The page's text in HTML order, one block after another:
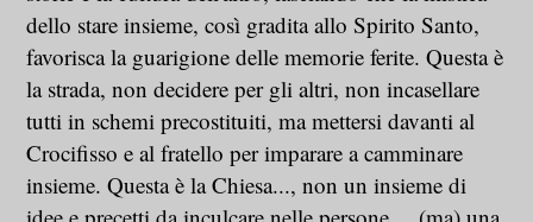
dello stare insieme, così gradita allo Spirito Santo,
favorisca la guarigione delle memorie ferite. Questa è
la strada, non decidere per gli altri, non incasellare
tutti in schemi precostituiti, ma mettersi davanti al
Crocifisso e al fratello per imparare a camminare
insieme. Questa è la Chiesa..., non un insieme di